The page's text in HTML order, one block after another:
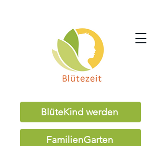
BlüteKind werden
FamilienGarten